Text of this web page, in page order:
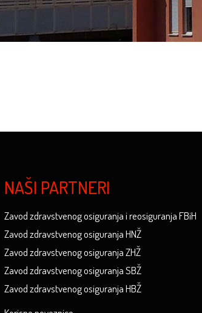
NAŠI PARTNERI
Zavod zdravstvenog osiguranja i reosiguranja FBiH
Zavod zdravstvenog osiguranja HNŽ
Zavod zdravstvenog osiguranja ZHŽ
Zavod zdravstvenog osiguranja SBŽ
Zavod zdravstvenog osiguranja HBŽ